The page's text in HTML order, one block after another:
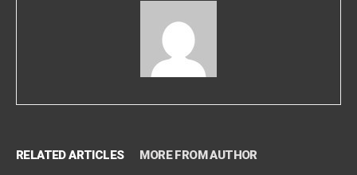
RELATED ARTICLES MORE FROM AUTHOR